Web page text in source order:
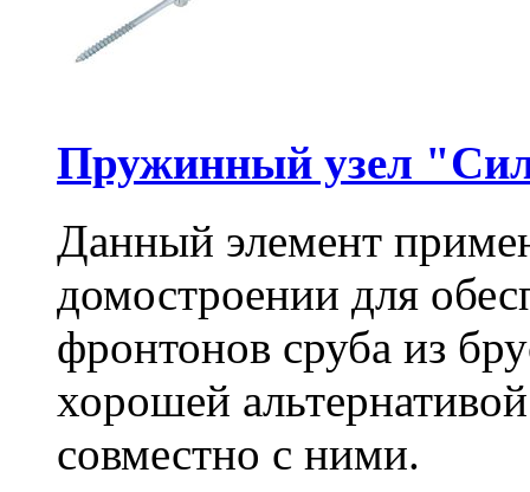
Пружинный узел
Данный элемент
домостроении для
фронтонов сруба из
хорошей
совместно с ними.